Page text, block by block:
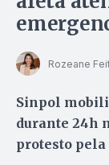
Rozeane
Sinpol
durante 24h
protesto